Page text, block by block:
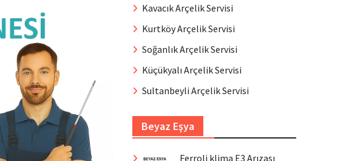
Kavacık Arçelik Servisi
Kurtköy Arçelik Servisi
Soğanlık Arçelik Servisi
Küçükyalı Arçelik Servisi
Sultanbeyli Arçelik Servisi
Beyaz Eşya
Ferroli klima E3 Arızası